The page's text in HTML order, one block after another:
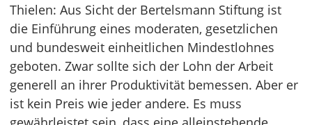
Thielen: Aus Sicht der Bertelsmann Stiftung ist
die Einführung eines moderaten, gesetzlichen
und bundesweit einheitlichen Mindestlohnes
geboten. Zwar sollte sich der Lohn der Arbeit
generell an ihrer Produktivität bemessen. Aber er
ist kein Preis wie jeder andere. Es muss